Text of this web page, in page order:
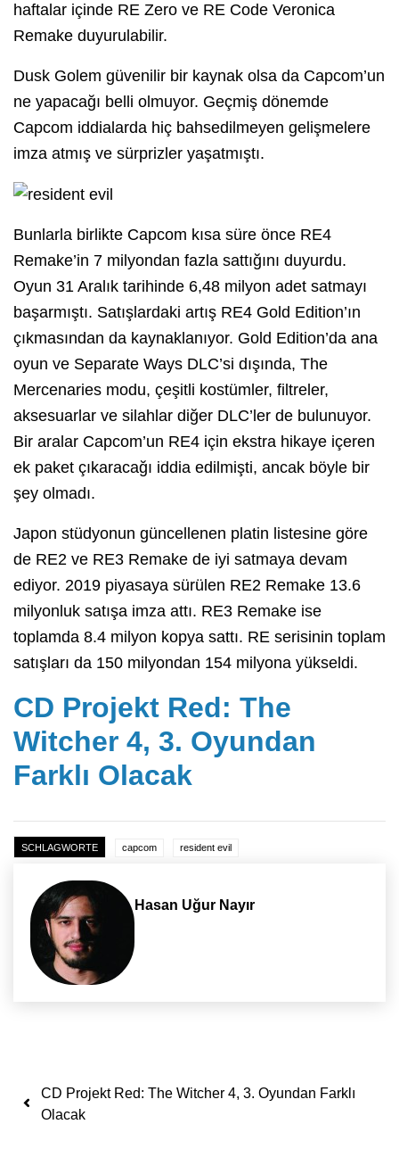
haftalar içinde RE Zero ve RE Code Veronica
Remake duyurulabilir.
Dusk Golem güvenilir bir kaynak olsa da Capcom’un
ne yapacağı belli olmuyor. Geçmiş dönemde
Capcom iddialarda hiç bahsedilmeyen gelişmelere
imza atmış ve sürprizler yaşatmıştı.
Bunlarla birlikte Capcom kısa süre önce RE4
Remake’in 7 milyondan fazla sattığını duyurdu.
Oyun 31 Aralık tarihinde 6,48 milyon adet satmayı
başarmıştı. Satışlardaki artış RE4 Gold Edition’ın
çıkmasından da kaynaklanıyor. Gold Edition’da ana
oyun ve Separate Ways DLC’si dışında, The
Mercenaries modu, çeşitli kostümler, filtreler,
aksesuarlar ve silahlar diğer DLC’ler de bulunuyor.
Bir aralar Capcom’un RE4 için ekstra hikaye içeren
ek paket çıkaracağı iddia edilmişti, ancak böyle bir
şey olmadı.
Japon stüdyonun güncellenen platin listesine göre
de RE2 ve RE3 Remake de iyi satmaya devam
ediyor. 2019 piyasaya sürülen RE2 Remake 13.6
milyonluk satışa imza attı. RE3 Remake ise
toplamda 8.4 milyon kopya sattı. RE serisinin toplam
satışları da 150 milyondan 154 milyona yükseldi.
CD Projekt Red: The
Witcher 4, 3. Oyundan
Farklı Olacak
SCHLAGWORTE capcom resident evil
Hasan Uğur Nayır
Yazı dolaşımı
CD Projekt Red: The Witcher 4, 3. Oyundan Farklı
Olacak